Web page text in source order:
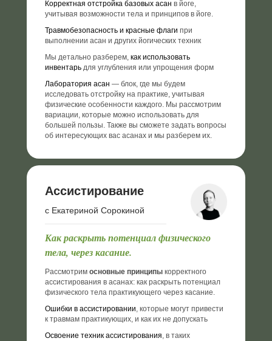
Корректная отстройка базовых асан в йоге,
учитывая возможности тела и принципов в йоге.
Травмобезопасность и красные флаги при
выполнении асан и других йогических техник
Мы детально разберем, как использовать
инвентарь для углубления или упрощения форм
Лаборатория асан — блок, где мы будем
исследовать отстройку на практике, учитывая
физические особенности каждого. Мы рассмотрим
вариации, которые можно использовать для
большей пользы. Также вы сможете задать вопросы
об интересующих вас асанах и мы разберем их.
Ассистирование
с Екатериной Сорокиной
Как раскрыть потенциал физического
тела, через касание.
Рассмотрим основные принципы корректного
ассистирования в асанах: как раскрыть потенциал
физического тела практикующего через касание.
Ошибки в ассистировании, которые могут привести
к травмам практикующих, и как их не допускать
Освоение техник ассистирования, в таких